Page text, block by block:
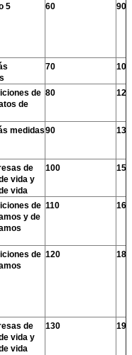
5 60 90
70 100
de
de
80 120
medidas90 130
de
vida y
vida
100 150
de
y de
110 160
de 120 180
de
vida y
vida
130 190